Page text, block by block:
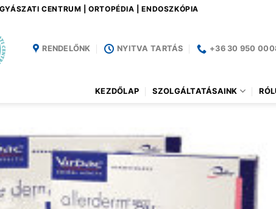
CENTRUM | ORTOPÉDIA | ENDOSZKÓPIA
RENDELŐNK NYITVA TARTÁS +36 30 950
KEZDŐLAP SZOLGÁLTATÁSAINK